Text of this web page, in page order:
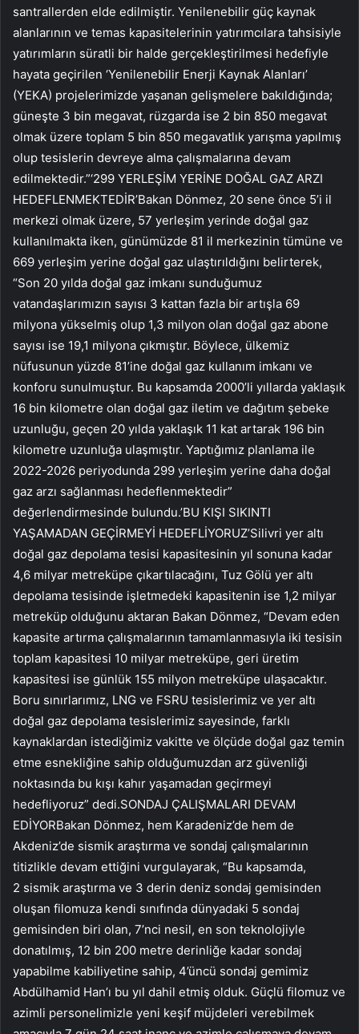
santrallerden elde edilmiştir. Yenilenebilir güç kaynak
alanlarının ve temas kapasitelerinin yatırımcılara tahsisiyle
yatırımların süratli bir halde gerçekleştirilmesi hedefiyle
hayata geçirilen ‘Yenilenebilir Enerji Kaynak Alanları’
(YEKA) projelerimizde yaşanan gelişmelere bakıldığında;
güneşte 3 bin megavat, rüzgarda ise 2 bin 850 megavat
olmak üzere toplam 5 bin 850 megavatlık yarışma yapılmış
olup tesislerin devreye alma çalışmalarına devam
edilmektedir.”‘299 YERLEŞİM YERİNE DOĞAL GAZ ARZI
HEDEFLENMEKTEDİR’Bakan Dönmez, 20 sene önce 5’i il
merkezi olmak üzere, 57 yerleşim yerinde doğal gaz
kullanılmakta iken, günümüzde 81 il merkezinin tümüne ve
669 yerleşim yerine doğal gaz ulaştırıldığını belirterek,
“Son 20 yılda doğal gaz imkanı sunduğumuz
vatandaşlarımızın sayısı 3 kattan fazla bir artışla 69
milyona yükselmiş olup 1,3 milyon olan doğal gaz abone
sayısı ise 19,1 milyona çıkmıştır. Böylece, ülkemiz
nüfusunun yüzde 81’ine doğal gaz kullanım imkanı ve
konforu sunulmuştur. Bu kapsamda 2000’li yıllarda yaklaşık
16 bin kilometre olan doğal gaz iletim ve dağıtım şebeke
uzunluğu, geçen 20 yılda yaklaşık 11 kat artarak 196 bin
kilometre uzunluğa ulaşmıştır. Yaptığımız planlama ile
2022-2026 periyodunda 299 yerleşim yerine daha doğal
gaz arzı sağlanması hedeflenmektedir”
değerlendirmesinde bulundu.’BU KIŞI SIKINTI
YAŞAMADAN GEÇİRMEYİ HEDEFLİYORUZ’Silivri yer altı
doğal gaz depolama tesisi kapasitesinin yıl sonuna kadar
4,6 milyar metreküpe çıkartılacağını, Tuz Gölü yer altı
depolama tesisinde işletmedeki kapasitenin ise 1,2 milyar
metreküp olduğunu aktaran Bakan Dönmez, “Devam eden
kapasite artırma çalışmalarının tamamlanmasıyla iki tesisin
toplam kapasitesi 10 milyar metreküpe, geri üretim
kapasitesi ise günlük 155 milyon metreküpe ulaşacaktır.
Boru sınırlarımız, LNG ve FSRU tesislerimiz ve yer altı
doğal gaz depolama tesislerimiz sayesinde, farklı
kaynaklardan istediğimiz vakitte ve ölçüde doğal gaz temin
etme esnekliğine sahip olduğumuzdan arz güvenliği
noktasında bu kışı kahır yaşamadan geçirmeyi
hedefliyoruz” dedi.SONDAJ ÇALIŞMALARI DEVAM
EDİYORBakan Dönmez, hem Karadeniz’de hem de
Akdeniz’de sismik araştırma ve sondaj çalışmalarının
titizlikle devam ettiğini vurgulayarak, “Bu kapsamda,
2 sismik araştırma ve 3 derin deniz sondaj gemisinden
oluşan filomuza kendi sınıfında dünyadaki 5 sondaj
gemisinden biri olan, 7’nci nesil, en son teknolojiyle
donatılmış, 12 bin 200 metre derinliğe kadar sondaj
yapabilme kabiliyetine sahip, 4’üncü sondaj gemimiz
Abdülhamid Han’ı bu yıl dahil etmiş olduk. Güçlü filomuz ve
azimli personelimizle yeni keşif müjdeleri verebilmek